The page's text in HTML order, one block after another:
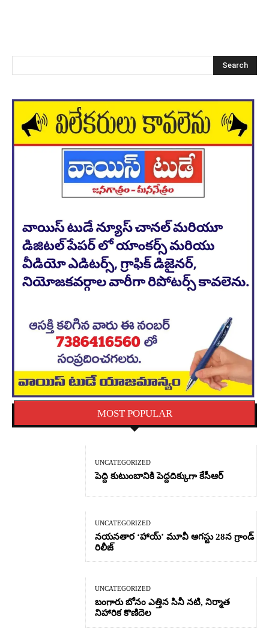
Search
MOST POPULAR
UNCATEGORIZED
పెద్ది కుటుంబానికి పెద్దదిక్కుగా కేసీఆర్
UNCATEGORIZED
నయనతార ‘హాయ్’ మూవీ ఆగస్టు 28న గ్రాండ్
రిలీజ్
UNCATEGORIZED
బంగారు బోనం ఎత్తిన సినీ నటి, నిర్మాత
నిహారిక కొణిదెల